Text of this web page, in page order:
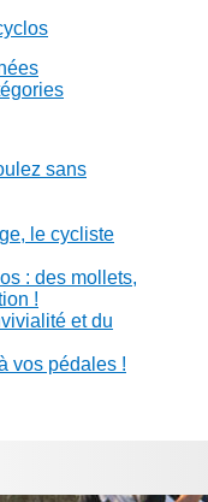
sans
le cycliste
: des mollets,
!
et du
vos pédales !